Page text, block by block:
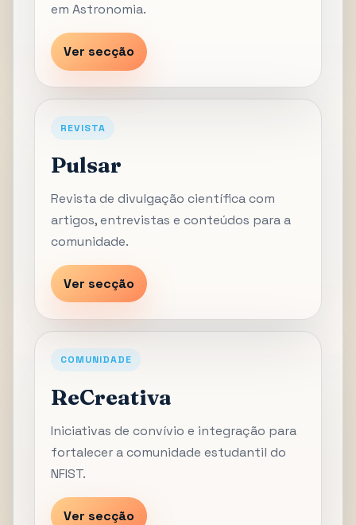
em Astronomia.
Ver secção
REVISTA
Pulsar
Revista de divulgação científica com
artigos, entrevistas e conteúdos para a
comunidade.
Ver secção
COMUNIDADE
ReCreativa
Iniciativas de convívio e integração para
fortalecer a comunidade estudantil do
NFIST.
Ver secção